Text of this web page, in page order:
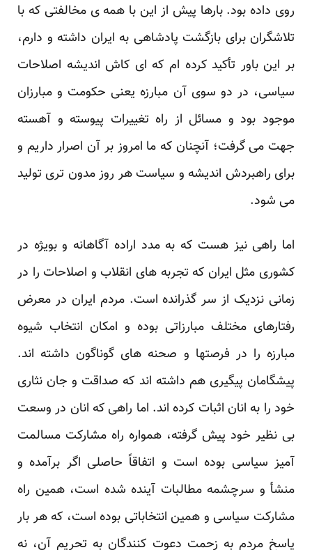
روی داده بود. بارها پیش از این با همه ی مخالفتی که با
تلاشگران برای بازگشت پادشاهی به ایران داشته و دارم،
بر این باور تأکید کرده ام که ای کاش اندیشه اصلاحات
سیاسی، در دو سوی آن مبارزه یعنی حکومت و مبارزان
موجود بود و مسائل از راه تغییرات پیوسته و آهسته
جهت می گرفت؛ آنچنان که ما امروز بر آن اصرار داریم و
برای راهبردش اندیشه و سیاست هر روز مدون تری تولید
می شود.
اما راهی نیز هست که به مدد اراده آگاهانه و بویژه در
کشوری مثل ایران که تجربه های انقلاب و اصلاحات را در
زمانی نزدیک از سر گذرانده است. مردم ایران در معرض
رفتارهای مختلف مبارزاتی بوده و امکان انتخاب شیوه
مبارزه را در فرصتها و صحنه های گوناگون داشته اند.
پیشگامان پیگیری هم داشته اند که صداقت و جان نثاری
خود را به انان اثبات کرده اند. اما راهی که انان در وسعت
بی نظیر خود پیش گرفته، همواره راه مشارکت مسالمت
آمیز سیاسی بوده است و اتفاقاً حاصلی اگر برآمده و
منشأ و سرچشمه مطالبات آینده شده است، همین راه
مشارکت سیاسی و همین انتخاباتی بوده است، که هر بار
پاسخ مردم به زحمت دعوت کنندگان به تحریم آن، نه